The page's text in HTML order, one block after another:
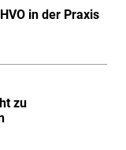
in der Praxis
zu